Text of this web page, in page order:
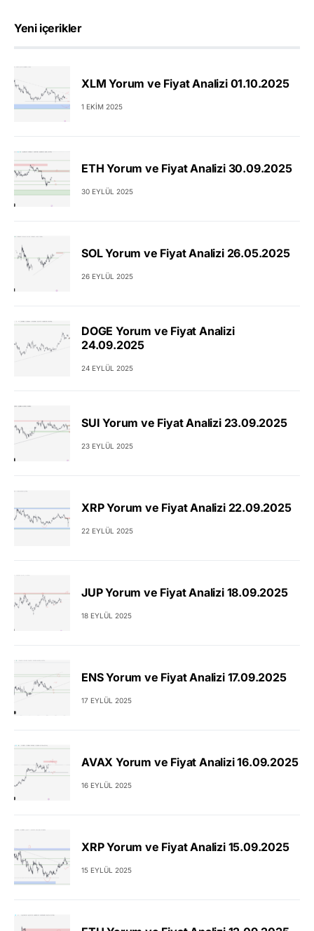
Yeni içerikler
XLM Yorum ve Fiyat Analizi 01.10.2025
1 EKIM 2025
ETH Yorum ve Fiyat Analizi 30.09.2025
30 EYLÜL 2025
SOL Yorum ve Fiyat Analizi 26.05.2025
26 EYLÜL 2025
DOGE Yorum ve Fiyat Analizi
24.09.2025
24 EYLÜL 2025
SUI Yorum ve Fiyat Analizi 23.09.2025
23 EYLÜL 2025
XRP Yorum ve Fiyat Analizi 22.09.2025
22 EYLÜL 2025
JUP Yorum ve Fiyat Analizi 18.09.2025
18 EYLÜL 2025
ENS Yorum ve Fiyat Analizi 17.09.2025
17 EYLÜL 2025
AVAX Yorum ve Fiyat Analizi 16.09.2025
16 EYLÜL 2025
XRP Yorum ve Fiyat Analizi 15.09.2025
15 EYLÜL 2025